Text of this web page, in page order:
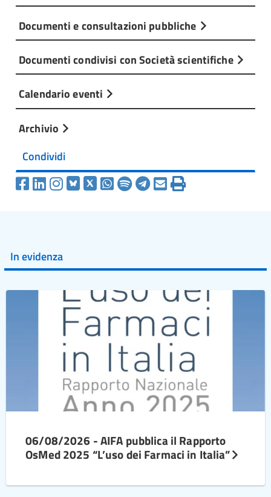
Documenti e consultazioni pubbliche
Documenti condivisi con Società scientifiche
Calendario eventi
Archivio
Condividi
In evidenza
06/08/2026 - AIFA pubblica il Rapporto
OsMed 2025 “L’uso dei Farmaci in Italia”